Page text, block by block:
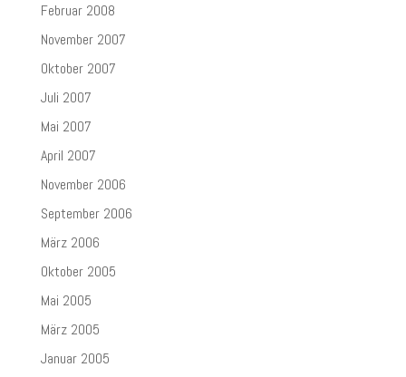
Februar 2008
November 2007
Oktober 2007
Juli 2007
Mai 2007
April 2007
November 2006
September 2006
März 2006
Oktober 2005
Mai 2005
März 2005
Januar 2005